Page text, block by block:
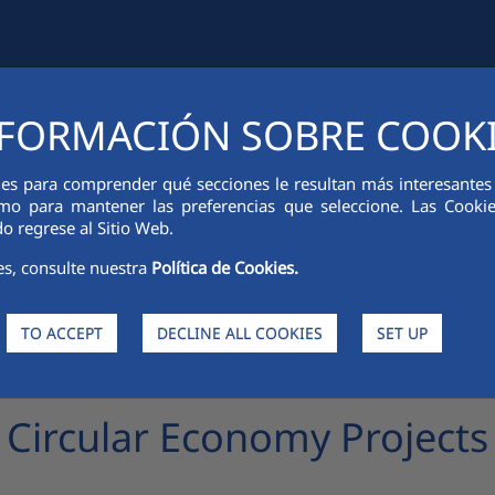
SOBRE
para comprender qué secciones le resultan más
para mantener las preferencias que seleccione. Las
regrese al Sitio Web.
consulte nuestra Política de Cookies.
TO ACCEPT DECLINE ALL COOKIES SET UP
INFORMATION INNOVATION SUSTAINABILITY PEOPLE
Economy
Circular Economy Projects